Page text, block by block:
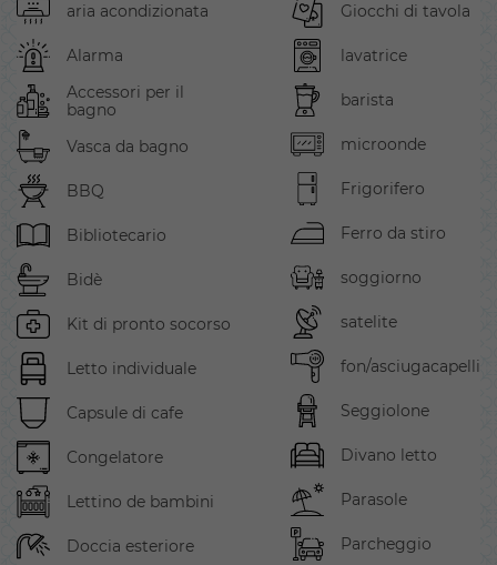
aria acondizionata
Alarma
Accessori per il
bagno
Vasca da bagno
BBQ
Bibliotecario
Bidè
Kit di pronto socorso
Letto individuale
Capsule di cafe
Congelatore
Lettino de bambini
Doccia esteriore
Giocchi di tavola
lavatrice
barista
microonde
Frigorifero
Ferro da stiro
soggiorno
satelite
fon/asciugacapelli
Seggiolone
Divano letto
Parasole
Parcheggio